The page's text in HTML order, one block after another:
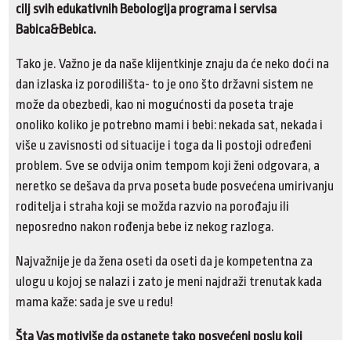
cilj svih edukativnih Bebologija programa i servisa
Babica&Bebica.
Tako je. Važno je da naše klijentkinje znaju da će neko doći na
dan izlaska iz porodilišta- to je ono što državni sistem ne
može da obezbedi, kao ni mogućnosti da poseta traje
onoliko koliko je potrebno mami i bebi: nekada sat, nekada i
više u zavisnosti od situacije i toga da li postoji određeni
problem. Sve se odvija onim tempom koji ženi odgovara, a
neretko se dešava da prva poseta bude posvećena umirivanju
roditelja i straha koji se možda razvio na porođaju ili
neposredno nakon rođenja bebe iz nekog razloga.
Najvažnije je da žena oseti da oseti da je kompetentna za
ulogu u kojoj se nalazi i zato je meni najdraži trenutak kada
mama kaže: sada je sve u redu!
Šta Vas motiviše da ostanete tako posvećeni poslu koji